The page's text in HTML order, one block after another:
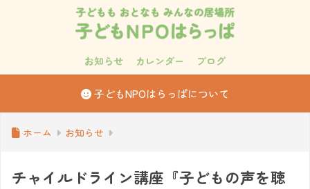
お知らせ カレンダー ブログ
子どもNPOはらっぱについて
ホーム お知らせ
チャイルドライン講座『子どもの声を聴